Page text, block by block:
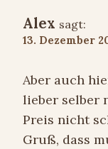
Alex sagt:
13. Dezember
Aber auch
lieber selber
Preis nicht
Gruß, dass